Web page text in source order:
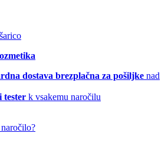
dostava brezplačna za pošiljke nad
tester k vsakemu naročilu